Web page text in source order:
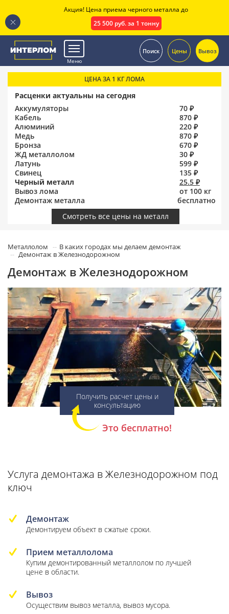
Меню
Поиск Цены Вывоз
ЦЕНА ЗА 1 КГ ЛОМА
Расценки актуальны на сегодня
Аккумуляторы
70 ₽
Кабель
870 ₽
Алюминий
220 ₽
Медь
870 ₽
Бронза
670 ₽
ЖД металлолом
30 ₽
Латунь
599 ₽
Свинец
135 ₽
Черный металл
25.5 ₽
Вывоз лома
от 100 кг
Демонтаж металла
бесплатно
Смотреть все цены на металл
Металлолом
В каких городах мы делаем демонтаж
Демонтаж в Железнодорожном
Демонтаж в Железнодорожном
Получить расчет цены и
консультацию
Это бесплатно!
Услуга демонтажа в Железнодорожном под
ключ
Демонтаж
Демонтируем объект в сжатые сроки.
Прием металлолома
Купим демонтированный металлолом по лучшей
цене в области.
Вывоз
Осуществим вывоз металла, вывоз мусора.
Акция! Цена приема черного металла до
25 500 руб. за 1 тонну
.